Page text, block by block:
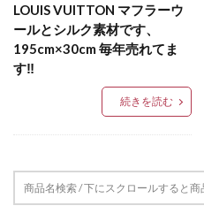
LOUIS VUITTON マフラーウ
ールとシルク素材です、
195cm×30cm 毎年売れてま
す‼️
続きを読む